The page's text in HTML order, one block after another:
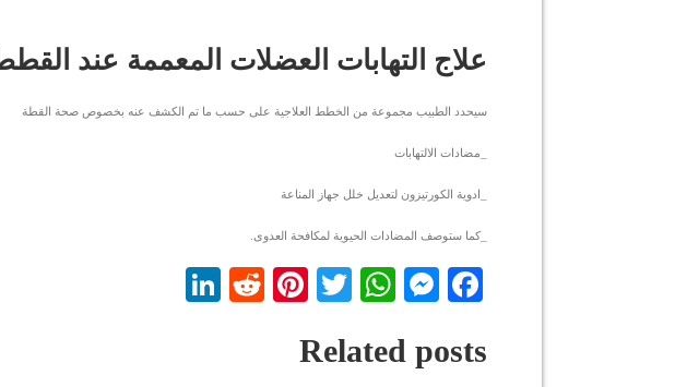
علاج التهابات العضلات المعممة عند
سيحدد الطبيب مجموعة من الخطط العلاجية على حسب ما تم الكشف عنه بخصوص صحة القطة
_مضادات الالتهابات
_ادوية الكورتيزون لتعديل خلل جهاز المناعة
_كما ستوصف المضادات الحيوية لمكافحة العدوى.
Facebook
Messenger
WhatsApp
Twitter
Pinterest
Reddit
Related posts